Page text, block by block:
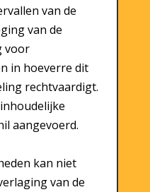
van de
van de
voor
in hoeverre dit
rechtvaardigt.
aangevoerd.
kan niet
van de